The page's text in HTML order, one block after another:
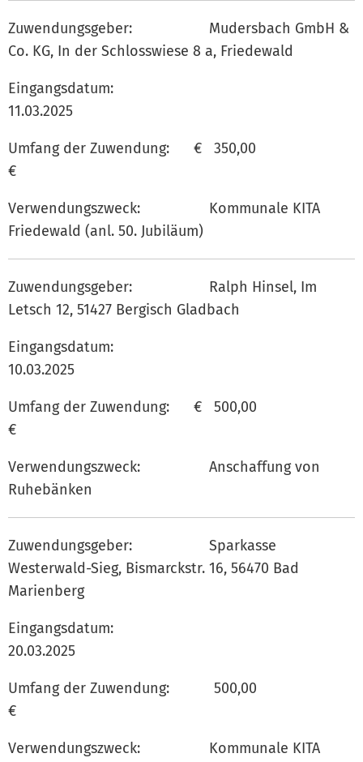
Zuwendungsgeber: Mudersbach GmbH &
Co. KG, In der Schlosswiese 8 a, Friedewald
Eingangsdatum:
Umfang der Zuwendung: € 350,00
€
Verwendungszweck: Kommunale KITA
Friedewald (anl. 50. Jubiläum)
Zuwendungsgeber: Ralph Hinsel, Im
Letsch 12, 51427 Bergisch Gladbach
Eingangsdatum:
Umfang der Zuwendung: € 500,00
€
Verwendungszweck: Anschaffung von
Ruhebänken
Zuwendungsgeber: Sparkasse
Westerwald-Sieg, Bismarckstr. 16, 56470 Bad
Marienberg
Eingangsdatum:
Umfang der Zuwendung: 500,00
€
Verwendungszweck: Kommunale KITA